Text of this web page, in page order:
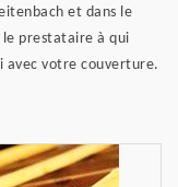
et dans le
le prestataire à qui
avec votre couverture.